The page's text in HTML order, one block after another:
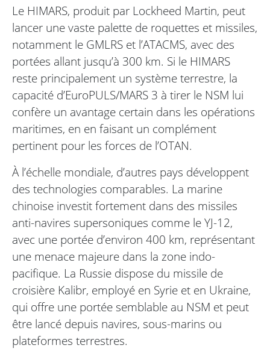
Le HIMARS, produit par Lockheed Martin, peut
lancer une vaste palette de roquettes et missiles,
notamment le GMLRS et l’ATACMS, avec des
portées allant jusqu’à 300 km. Si le HIMARS
reste principalement un système terrestre, la
capacité d’EuroPULS/MARS 3 à tirer le NSM lui
confère un avantage certain dans les opérations
maritimes, en en faisant un complément
pertinent pour les forces de l’OTAN.
À l’échelle mondiale, d’autres pays développent
des technologies comparables. La marine
chinoise investit fortement dans des missiles
anti-navires supersoniques comme le YJ-12,
avec une portée d’environ 400 km, représentant
une menace majeure dans la zone indo-
pacifique. La Russie dispose du missile de
croisière Kalibr, employé en Syrie et en Ukraine,
qui offre une portée semblable au NSM et peut
être lancé depuis navires, sous-marins ou
plateformes terrestres.